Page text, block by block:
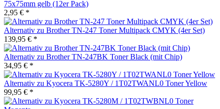
75x75mm gelb (12er Pack)
2,95 € *
Alternativ zu Brother TN-247 Toner Multipack CMYK (4er Set)
139,95 € *
Alternativ zu Brother TN-247BK Toner Black (mit Chip)
34,95 € *
Alternativ zu Kyocera TK-5280Y / 1T02TWANL0 Toner Yellow
99,95 € *